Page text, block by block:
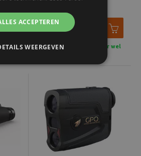
wel
black/black
1.249,-
Tijdelijk uitverkocht, maar wel
ACCEPTEREN
WEERGEVEN